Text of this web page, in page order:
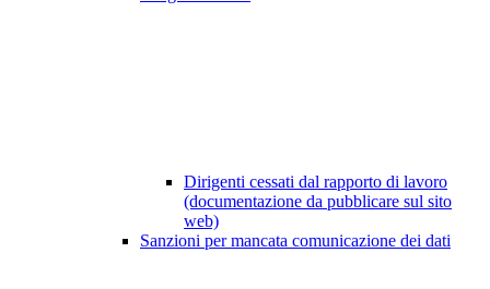
Dirigenti cessati dal rapporto di lavoro
(documentazione da pubblicare sul sito
web)
Sanzioni per mancata comunicazione dei dati